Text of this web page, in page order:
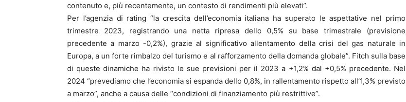
contenuto e, più recentemente, un contesto di rendimenti più elevati”.
Per l’agenzia di rating “la crescita dell’economia italiana ha superato le aspettative nel primo
trimestre 2023, registrando una netta ripresa dello 0,5% su base trimestrale (previsione
precedente a marzo -0,2%), grazie al significativo allentamento della crisi del gas naturale in
Europa, a un forte rimbalzo del turismo e al rafforzamento della domanda globale”. Fitch sulla base
di queste dinamiche ha rivisto le sue previsioni per il 2023 a +1,2% dal +0,5% precedente. Nel
2024 “prevediamo che l’economia si espanda dello 0,8%, in rallentamento rispetto all’1,3% previsto
a marzo”, anche a causa delle “condizioni di finanziamento più restrittive”.